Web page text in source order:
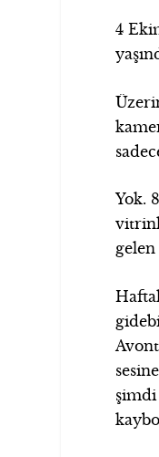
4
Yok.
gelen
şimdi